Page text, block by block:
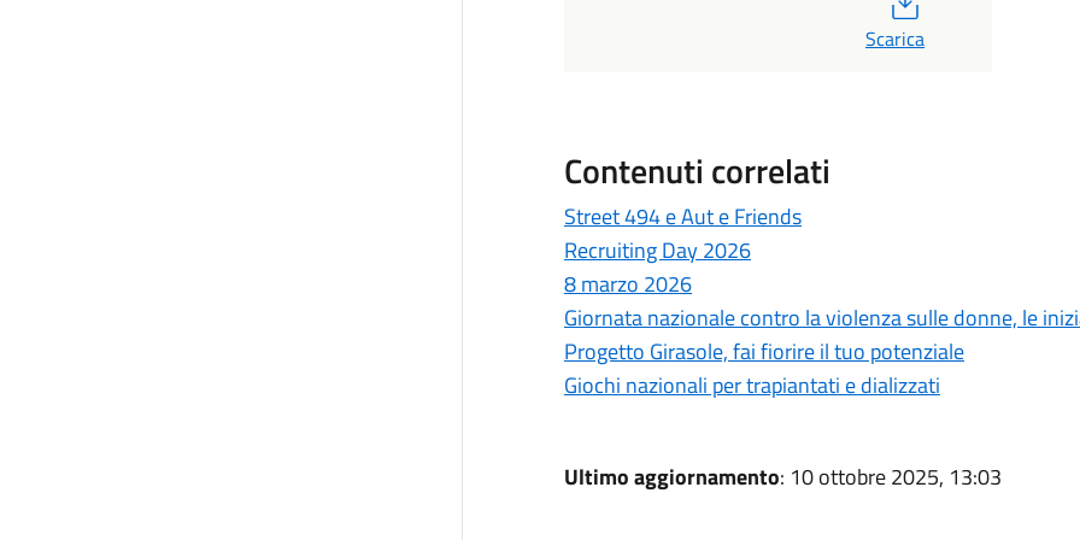
Scarica
Contenuti correlati
Street 494 e Aut e Friends
Recruiting Day 2026
8 marzo 2026
Giornata nazionale contro la violenza sulle donne, le
Progetto Girasole, fai fiorire il tuo potenziale
Giochi nazionali per trapiantati e dializzati
Ultimo aggiornamento: 10 ottobre 2025, 13:03